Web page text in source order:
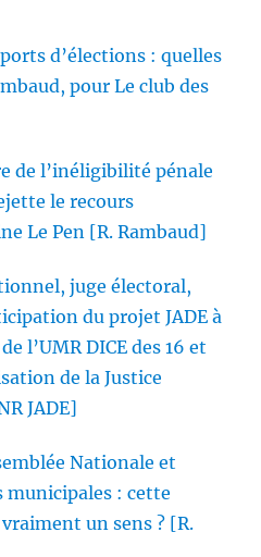
d’élections : quelles
pour Le club des
de l’inéligibilité pénale
le recours
Le Pen [R. Rambaud]
juge électoral,
du projet JADE à
l’UMR DICE des 16 et
de la Justice
JADE]
Nationale et
municipales : cette
un sens ? [R.